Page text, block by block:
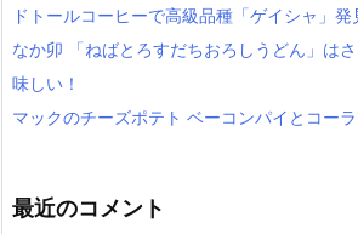
ドトールコーヒーで高級品種「ゲイシャ」発
なか卯 「ねばとろすだちおろしうどん」は
味しい！
マックのチーズポテト ベーコンパイとコー
最近のコメント